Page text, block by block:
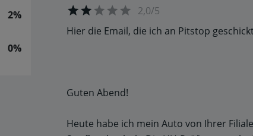
2%
0%
2,0/5
Hier die Email, die ich an Pitstop
Guten Abend!
Heute habe ich mein Auto von Ihrer